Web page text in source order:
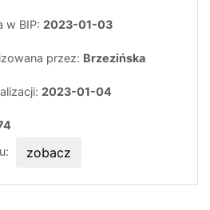
w BIP: 2023-01-03
przez: Brzezińska
2023-01-04
zobacz